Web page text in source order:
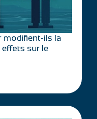
modifient-ils la
effets sur le